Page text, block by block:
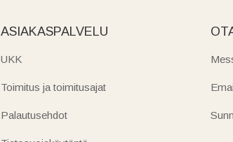
ASIAKASPALVELU
UKK
Toimitus ja toimitusajat
Palautusehdot